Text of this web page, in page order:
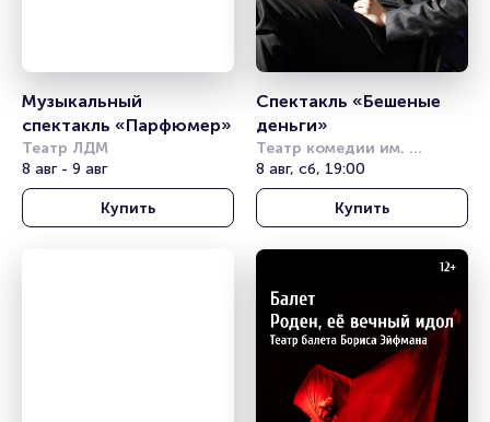
Музыкальный
спектакль «Парфюмер»
Театр ЛДМ
8 авг - 9 авг
Купить
Спектакль «Бешеные
деньги»
Театр комедии им.
Акимова
8 авг, сб, 19:00
Купить